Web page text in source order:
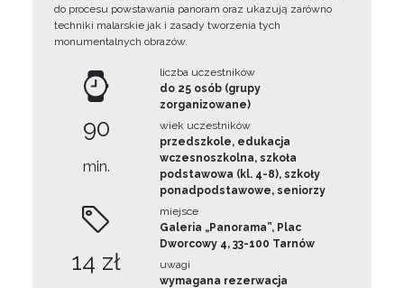
do procesu powstawania panoram oraz ukazują zarówno
techniki malarskie jak i zasady tworzenia tych
monumentalnych obrazów.
90
min.
14 zł
liczba uczestników
do 25 osób (grupy
zorganizowane)
wiek uczestników
przedszkole, edukacja
wczesnoszkolna, szkoła
podstawowa (kl. 4-8), szkoły
ponadpodstawowe, seniorzy
miejsce
Galeria „Panorama”, Plac
Dworcowy 4, 33-100 Tarnów
uwagi
wymagana rezerwacja